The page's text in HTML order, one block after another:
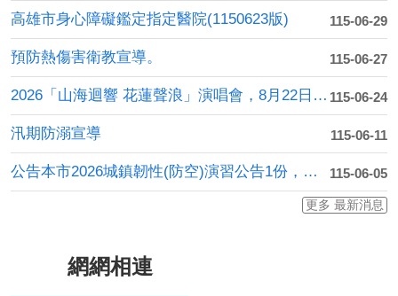
115-06-29
高雄市身心障礙鑑定指定醫院(1150623版)
115-06-27
預防熱傷害衛教宣導。
115-06-24
2026「山海迴響 花蓮聲浪」演唱會，8月22日、23日....
115-06-11
汛期防溺宣導
115-06-05
公告本市2026城鎮韌性(防空)演習公告1份，本年度訂於....
更多 最新消息
網網相連